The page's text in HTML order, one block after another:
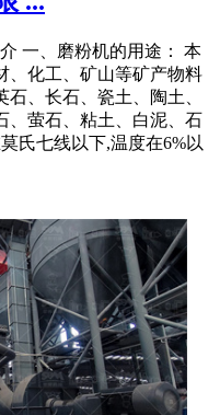
一、磨粉机的用途： 本
、化工、矿山等矿产物料
、长石、瓷土、陶土、
、萤石、粘土、白泥、石
氏七线以下,温度在6%以